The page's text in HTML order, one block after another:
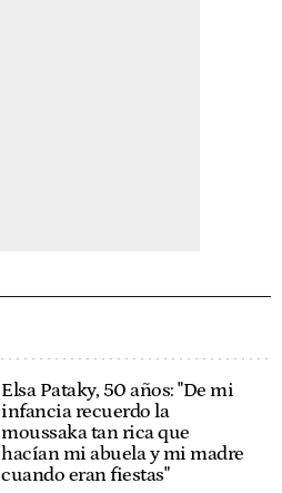
Elsa Pataky, 50 años: "De mi
infancia recuerdo la
moussaka tan rica que
hacían mi abuela y mi madre
cuando eran fiestas"